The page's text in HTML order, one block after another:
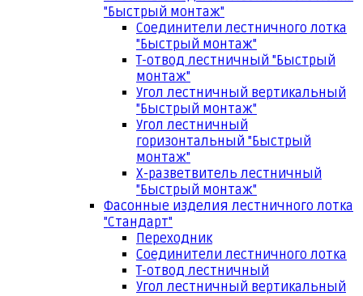
"Быстрый монтаж"
Соединители лестничного лотка
"Быстрый монтаж"
Т-отвод лестничный "Быстрый
монтаж"
Угол лестничный вертикальный
"Быстрый монтаж"
Угол лестничный
горизонтальный "Быстрый
монтаж"
Х-разветвитель лестничный
"Быстрый монтаж"
Фасонные изделия лестничного лотка
"Стандарт"
Переходник
Соединители лестничного лотка
Т-отвод лестничный
Угол лестничный вертикальный